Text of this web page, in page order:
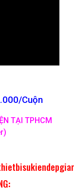
Cuộn
TẠI TPHCM